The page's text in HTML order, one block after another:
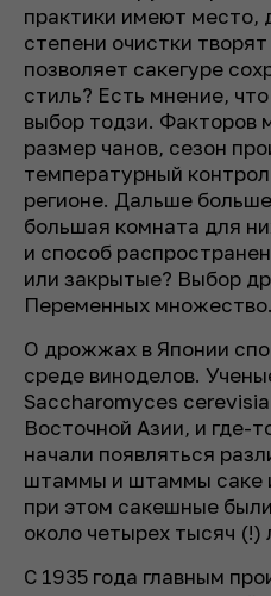
практики имеют место,
степени очистки
позволяет сакегуре
стиль? Есть мнение,
выбор тодзи. Факторов
размер чанов, сезон
температурный
регионе. Дальше
большая комната для
и способ
или закрытые? Выбор
Переменных множество.
О дрожжах в Японии
среде виноделов.
Saccharomyces
Восточной Азии, и где-
начали появляться
штаммы и штаммы саке
при этом сакешные
около четырех тысяч (!)
С 1935 года главным